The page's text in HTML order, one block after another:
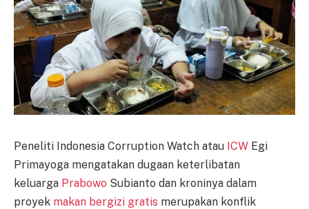
Peneliti Indonesia Corruption Watch atau ICW Egi
Primayoga mengatakan dugaan keterlibatan
keluarga Prabowo Subianto dan kroninya dalam
proyek makan bergizi gratis merupakan konflik